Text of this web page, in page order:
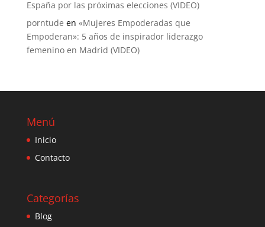
España por las próximas elecciones (VIDEO)
porntude en «Mujeres Empoderadas que
Empoderan»: 5 años de inspirador liderazgo
femenino en Madrid (VIDEO)
Menú
Inicio
Contacto
Categorías
Blog